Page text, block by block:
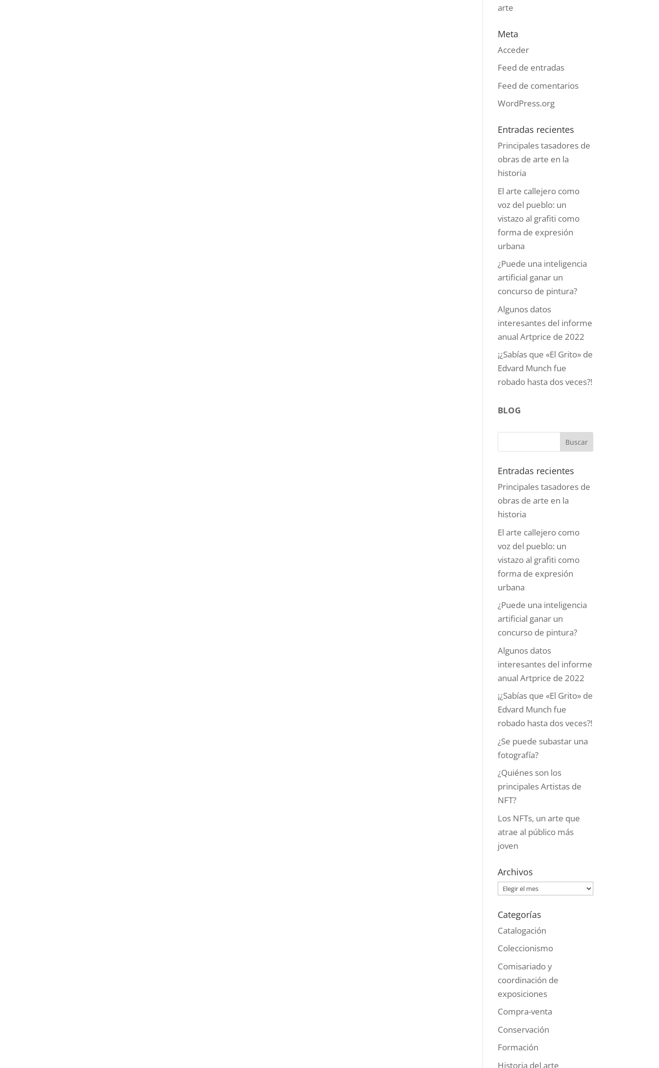
arte
Meta
Acceder
Feed de entradas
Feed de comentarios
WordPress.org
Entradas recientes
Principales tasadores de
obras de arte en la
historia
El arte callejero como
voz del pueblo: un
vistazo al grafiti como
forma de expresión
urbana
¿Puede una inteligencia
artificial ganar un
concurso de pintura?
Algunos datos
interesantes del informe
anual Artprice de 2022
¡¿Sabías que «El Grito» de
Edvard Munch fue
robado hasta dos veces?!
BLOG
Entradas recientes
Principales tasadores de
obras de arte en la
historia
El arte callejero como
voz del pueblo: un
vistazo al grafiti como
forma de expresión
urbana
¿Puede una inteligencia
artificial ganar un
concurso de pintura?
Algunos datos
interesantes del informe
anual Artprice de 2022
¡¿Sabías que «El Grito» de
Edvard Munch fue
robado hasta dos veces?!
¿Se puede subastar una
fotografía?
¿Quiénes son los
principales Artistas de
NFT?
Los NFTs, un arte que
atrae al público más
joven
Archivos
Archivos
Categorías
Catalogación
Coleccionismo
Comisariado y
coordinación de
exposiciones
Compra-venta
Conservación
Formación
Historia del arte